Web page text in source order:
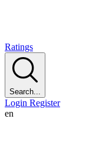
Ratings
Search...
Login Register
en